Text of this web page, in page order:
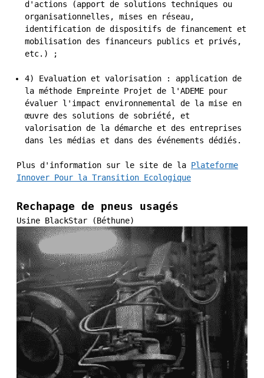
d'actions (apport de solutions techniques ou
organisationnelles, mises en réseau,
identification de dispositifs de financement et
mobilisation des financeurs publics et privés,
etc.) ;
4) Evaluation et valorisation : application de
la méthode Empreinte Projet de l'ADEME pour
évaluer l'impact environnemental de la mise en
œuvre des solutions de sobriété, et
valorisation de la démarche et des entreprises
dans les médias et dans des événements dédiés.
Plus d'information sur le site de la Plateforme
Innover Pour la Transition Ecologique
Rechapage de pneus usagés
Usine BlackStar (Béthune)